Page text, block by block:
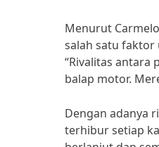
Menurut
salah satu faktor
“Rivalitas antara
balap motor.
Dengan adanya
terhibur setiap